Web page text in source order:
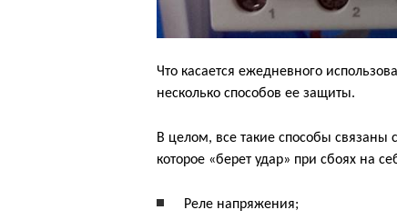
Что касается ежедневного
несколько способов ее защиты.
В целом, все такие способы связаны
которое «берет удар» при сбоях на
Реле напряжения;